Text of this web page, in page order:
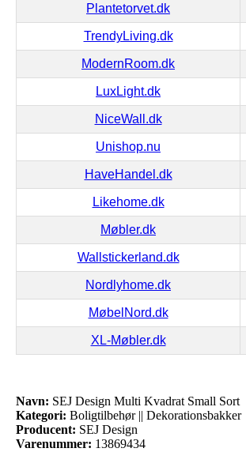
Plantetorvet.dk
TrendyLiving.dk
ModernRoom.dk
LuxLight.dk
NiceWall.dk
Unishop.nu
HaveHandel.dk
Likehome.dk
Møbler.dk
Wallstickerland.dk
Nordlyhome.dk
MøbelNord.dk
XL-Møbler.dk
Navn: SEJ Design Multi Kvadrat Small Sort
Kategori: Boligtilbehør || Dekorationsbakker
Producent: SEJ Design
Varenummer: 13869434